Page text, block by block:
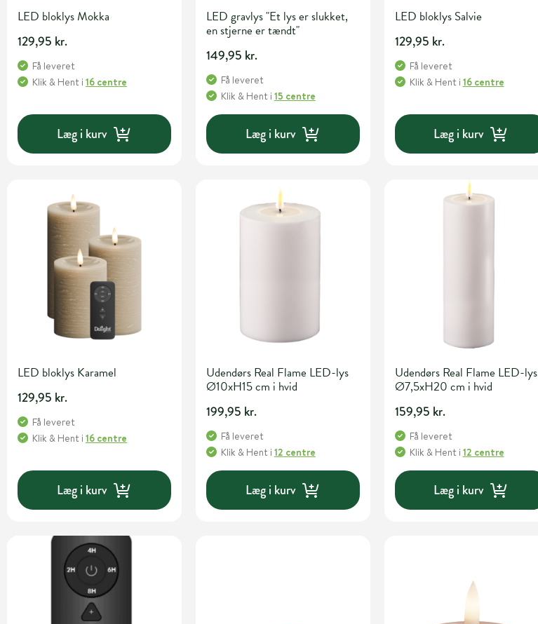
LED bloklys Mokka
129,95 kr.
Få leveret
Klik & Hent i 16 centre
Læg i kurv
LED gravlys "Et lys er slukket,
en stjerne er tændt"
149,95 kr.
Få leveret
Klik & Hent i 15 centre
Læg i kurv
LED bloklys Salvie
129,95 kr.
Få leveret
Klik & Hent i 16 centre
Læg i kurv
LED bloklys Karamel
129,95 kr.
Få leveret
Klik & Hent i 16 centre
Læg i kurv
Udendørs Real Flame LED-lys
Ø10xH15 cm i hvid
199,95 kr.
Få leveret
Klik & Hent i 12 centre
Læg i kurv
Udendørs Real Flame LED-lys
Ø7,5xH20 cm i hvid
159,95 kr.
Få leveret
Klik & Hent i 12 centre
Læg i kurv